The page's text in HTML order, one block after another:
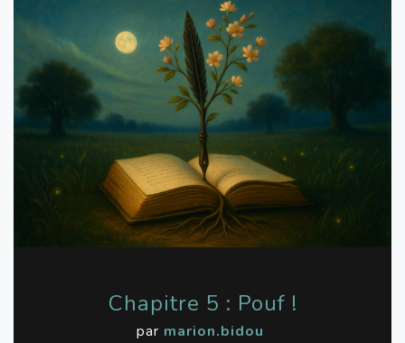
Chapitre 5 : Pouf !
par marion.bidou